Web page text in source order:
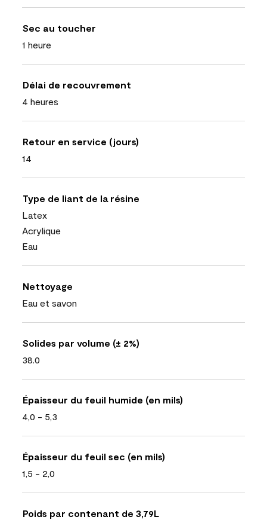
Sec au toucher
1 heure
Délai de recouvrement
4 heures
Retour en service (jours)
14
Type de liant de la résine
Latex
Acrylique
Eau
Nettoyage
Eau et savon
Solides par volume (± 2%)
38.0
Épaisseur du feuil humide (en mils)
4,0 - 5,3
Épaisseur du feuil sec (en mils)
1,5 - 2,0
Poids par contenant de 3,79L